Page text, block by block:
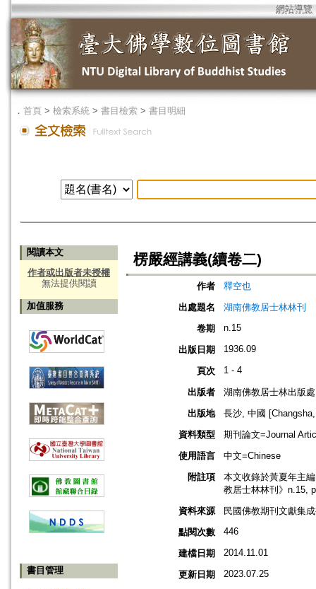
網站導覽
． 首頁 > 檢索系統 > 書目檢索 > 書目明細
閱讀本文
作者或出版者未授權
無法提供閱讀
加值服務
書目管理
楞嚴經講義(續卷二)
作者
釋空也
出處題名
湖南佛教居士林林刊
卷期
n.15
出版日期 1936.09
頁次 1 - 4
出版者
湖南佛教居士林出版處
出版地
長沙, 中國
資料類型
期刊論文=Journal
使用語言
中文=Chinese
附註項
本文收錄於黃夏年主
教居士林林刊》n.15,
資料來源
民國佛教期刊文獻集
點閱次數
446
建檔日期 2014.11.01
更新日期 2023.07.25